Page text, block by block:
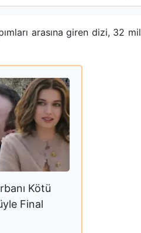
arasına giren dizi, 32
Kötü
Final